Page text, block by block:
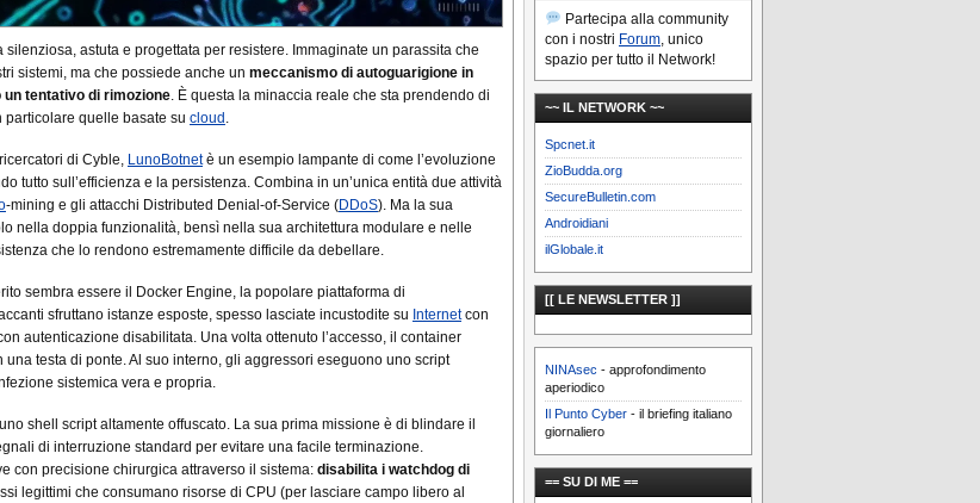
astuta e progettata per resistere. Immaginate un parassita che
sistemi, ma che possiede anche un meccanismo di autoguarigione in
tentativo di rimozione . È questa la minaccia reale che sta prendendo di
particolare quelle basate su cloud
di Cyble, LunoBotnetè un esempio lampante di come l’evoluzione
tutto sull’efficienza e la persistenza. Combina in un’unica entità due attività
-mining e gli attacchi Distributed Denial-of-Service (DDoS). Ma la sua
nella doppia funzionalità, bensì nella sua architettura modulare e nelle
che lo rendono estremamente difficile da debellare.
sembra essere il Docker Engine, la popolare piattaforma di
sfruttano istanze esposte, spesso lasciate incustodite su Internetcon
autenticazione disabilitata. Una volta ottenuto l’accesso, il container
una testa di ponte. Al suo interno, gli aggressori eseguono uno script
sistemica vera e propria.
shell script altamente offuscato. La sua prima missione è di blindare il
di interruzione standard per evitare una facile terminazione.
con precisione chirurgica attraverso il sistema: disabilita i watchdog di
legittimi che consumano risorse di CPU (per lasciare campo libero al
Partecipa alla community
con i nostri Forum, unico
spazio per tutto il Network!
~~ IL NETWORK ~~
Spcnet.it
ZioBudda.org
SecureBulletin.com
Androidiani
ilGlobale.it
[[ LE NEWSLETTER ]]
NINAsec - approfondimento
aperiodico
Il Punto Cyber - il briefing italiano
giornaliero
== SU DI ME ==